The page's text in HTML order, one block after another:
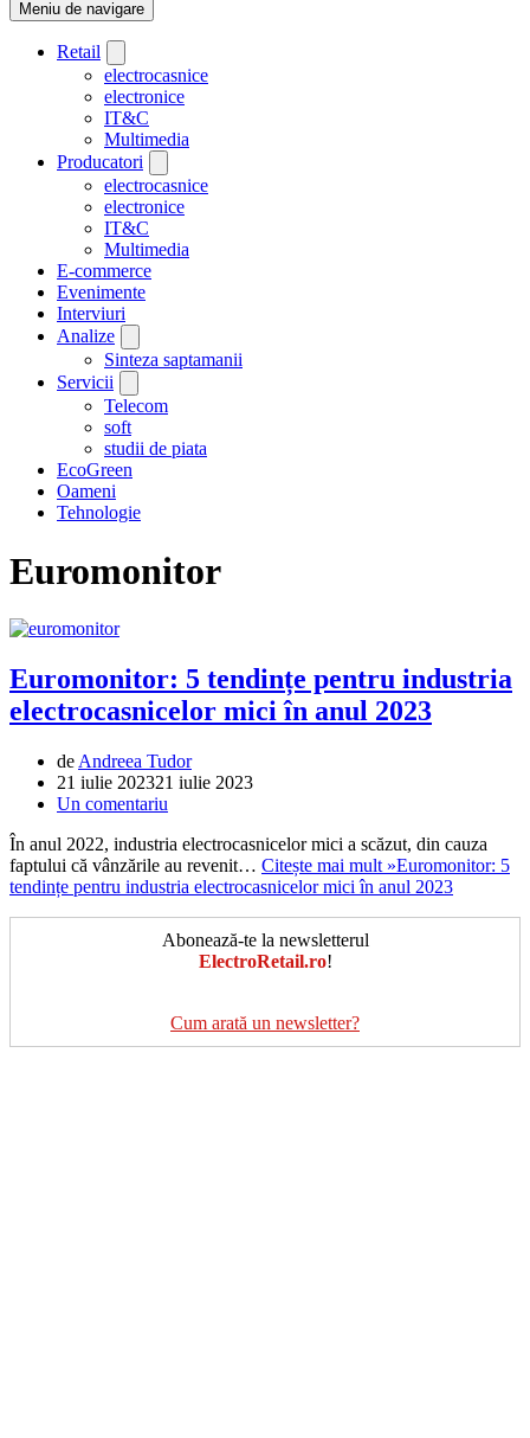
Meniu de navigare
Retail
electrocasnice
electronice
IT&C
Multimedia
Producatori
electrocasnice
electronice
IT&C
Multimedia
E-commerce
Evenimente
Interviuri
Analize
Sinteza saptamanii
Servicii
Telecom
soft
studii de piata
EcoGreen
Oameni
Tehnologie
Euromonitor
Euromonitor: 5 tendințe pentru industria
electrocasnicelor mici în anul 2023
de Andreea Tudor
21 iulie 202321 iulie 2023
Un comentariu
În anul 2022, industria electrocasnicelor mici a scăzut, din cauza
faptului că vânzările au revenit… Citește mai mult »Euromonitor: 5
tendințe pentru industria electrocasnicelor mici în anul 2023
Abonează-te la newsletterul
ElectroRetail.ro!
Cum arată un newsletter?